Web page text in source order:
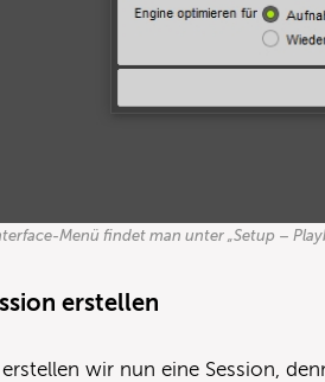
Menü findet man unter „Setup –
erstellen
erstellen wir nun eine Session,